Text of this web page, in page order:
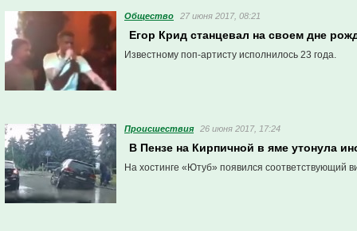
Общество 27 июня 2017, 08:21
Егор Крид станцевал на своем дне
Известному поп-артисту исполнилось 23 года.
Проиcшествия 26 июня 2017, 17:24
В Пензе на Кирпичной в яме утонула
На хостинге «Ютуб» появился соответствующий